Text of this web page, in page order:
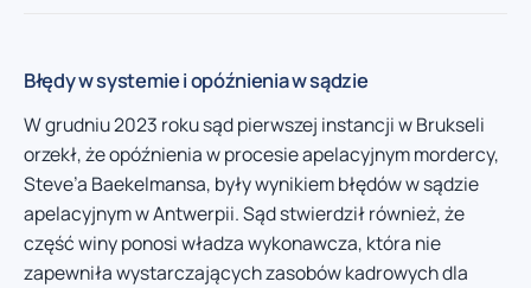
Błędy w systemie i opóźnienia w sądzie
W grudniu 2023 roku sąd pierwszej instancji w Brukseli
orzekł, że opóźnienia w procesie apelacyjnym mordercy,
Steve’a Baekelmansa, były wynikiem błędów w sądzie
apelacyjnym w Antwerpii. Sąd stwierdził również, że
część winy ponosi władza wykonawcza, która nie
zapewniła wystarczających zasobów kadrowych dla